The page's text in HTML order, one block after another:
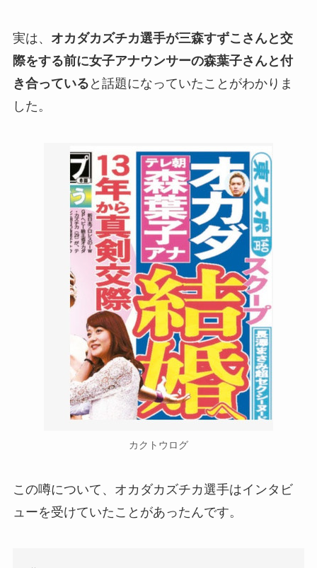
実は、 オカダカズチカ選手が三森すずこさんと交
際をする前に女子アナウンサーの森葉子さんと付
き合っている と話題になっていたことがわかりま
した。
カクトウログ
この噂について、オカダカズチカ選手はインタビ
ューを受けていたことがあったんです。